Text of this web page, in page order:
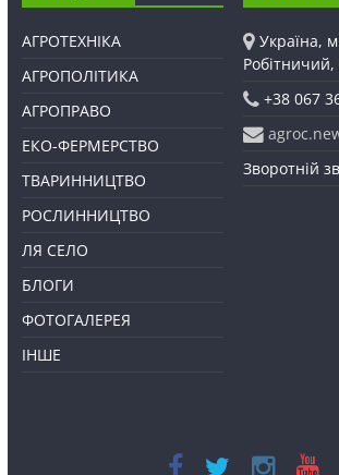
АГРОТЕХНІКА
АГРОПОЛІТИКА
АГРОПРАВО
ЕКО-ФЕРМЕРСТВО
ТВАРИННИЦТВО
РОСЛИННИЦТВО
ЛЯ СЕЛО
БЛОГИ
ФОТОГАЛЕРЕЯ
ІНШЕ
Україна,
Робітничий,
+38 067
Зворотній